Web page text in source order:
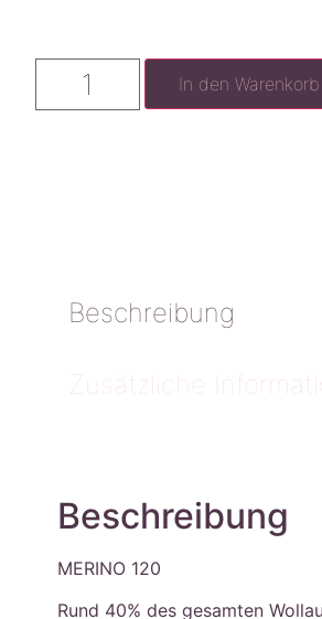
In den Warenkorb
Beschreibung
Zusätzliche
Beschreibung
MERINO 120
Rund 40% des gesamten